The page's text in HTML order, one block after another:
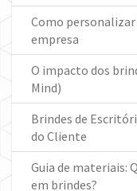
Como
empresa
O impacto dos
Mind)
Brindes de
do Cliente
Guia de materiais:
em brindes?